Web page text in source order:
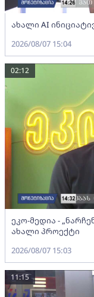
ახალი AI
2026/08/07 15:04
ეკო-მედია -
ახალი პროექტი
02:12
2026/08/07 15:03
11:15